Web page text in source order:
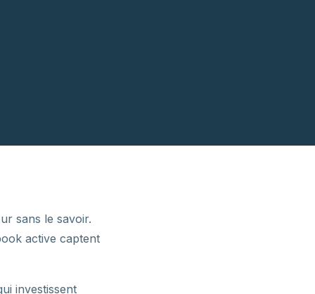
sans le savoir.
active captent
investissent